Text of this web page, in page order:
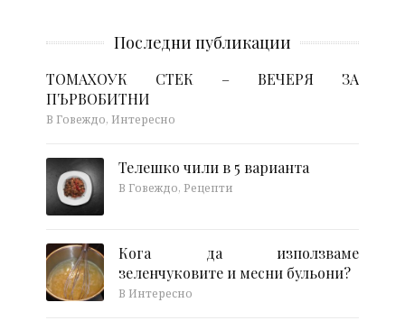
Последни публикации
ТОМАХОУК СТЕК – ВЕЧЕРЯ ЗА
ПЪРВОБИТНИ
В Говеждо, Интересно
Телешко чили в 5 варианта
В Говеждо, Рецепти
Кога да използваме
зеленчуковите и месни бульони?
В Интересно